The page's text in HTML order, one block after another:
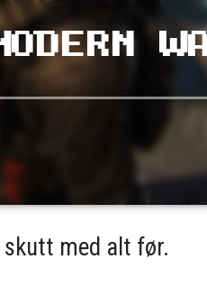
skutt med alt før.